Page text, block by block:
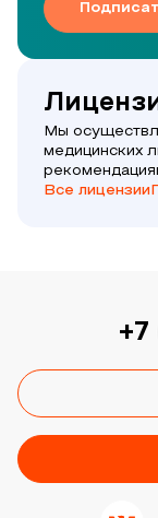
Мы
медицинских
Все лицензии
+7